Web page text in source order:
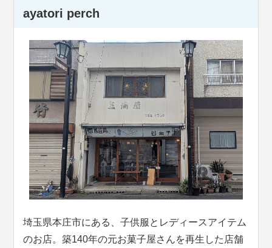
ayatori perch
埼玉県本庄市にある、子供服とレディースアイテム
のお店。築140年の元お菓子屋さんを再生した店舗